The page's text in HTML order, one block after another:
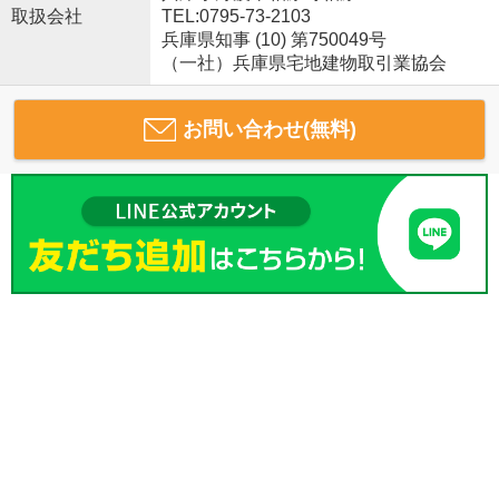
取扱会社
TEL:0795-73-2103
兵庫県知事 (10) 第750049号
（一社）兵庫県宅地建物取引業協会
お問い合わせ(無料)